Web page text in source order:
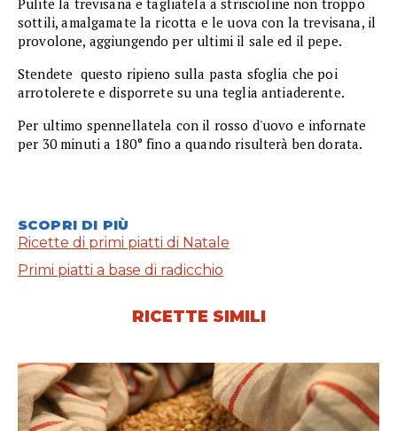
Pulite la trevisana e tagliatela a striscioline non troppo
sottili, amalgamate la ricotta e le uova con la trevisana, il
provolone, aggiungendo per ultimi il sale ed il pepe.
Stendete questo ripieno sulla pasta sfoglia che poi
arrotolerete e disporrete su una teglia antiaderente.
Per ultimo spennellatela con il rosso d'uovo e infornate
per 30 minuti a 180° fino a quando risulterà ben dorata.
SCOPRI DI PIÙ
Ricette di primi piatti di Natale
Primi piatti a base di radicchio
RICETTE SIMILI